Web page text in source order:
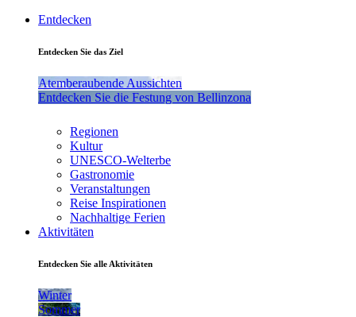
Entdecken
Entdecken Sie das Ziel
Atemberaubende Aussichten
Entdecken Sie die Festung von Bellinzona
Regionen
Kultur
UNESCO-Welterbe
Gastronomie
Veranstaltungen
Reise Inspirationen
Nachhaltige Ferien
Aktivitäten
Entdecken Sie alle Aktivitäten
Winter
Sommer